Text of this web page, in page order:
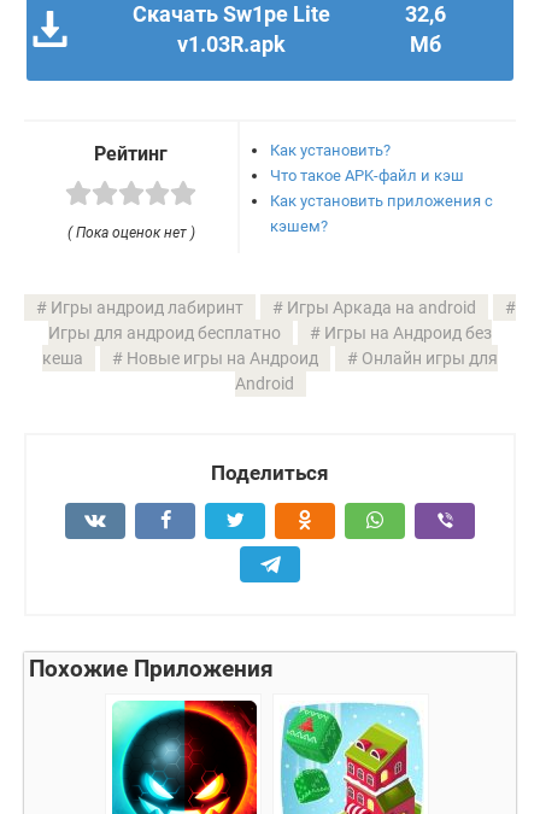
Скачать Sw1pe Lite
v1.03R.apk
32,6
Мб
Рейтинг
( Пока оценок нет )
Как установить?
Что такое APK-файл и кэш
Как установить приложения с
кэшем?
Игры андроид лабиринт
Игры Аркада на android
Игры для андроид бесплатно
Игры на Андроид без
кеша
Новые игры на Андроид
Онлайн игры для
Android
Поделиться
Похожие Приложения